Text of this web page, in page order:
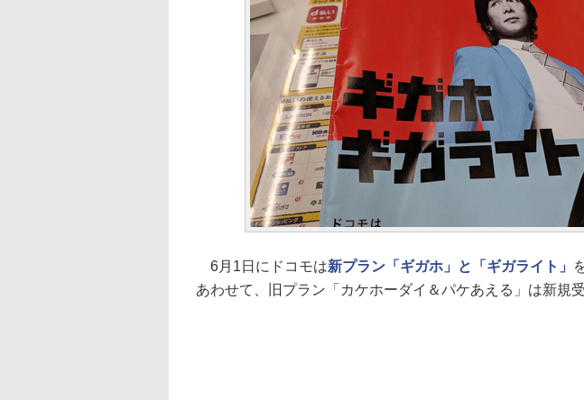
6月1日にドコモは新プラン「ギガホ」と「ギガライト」
あわせて、旧プラン「カケホーダイ＆パケあえる」は新規